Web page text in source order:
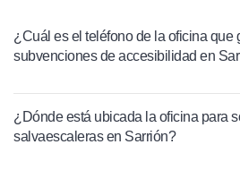
¿Cuál es el teléfono de la oficina que
subvenciones de accesibilidad en
¿Dónde está ubicada la oficina para
salvaescaleras en Sarrión?